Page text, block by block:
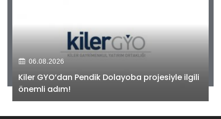
06.08.2026
Kiler GYO’dan Pendik Dolayoba projesiyle ilgili
önemli adım!